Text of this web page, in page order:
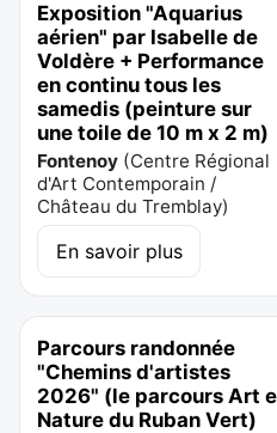
Exposition "Aquarius
aérien" par Isabelle de
Voldère + Performance
en continu tous les
samedis (peinture sur
une toile de 10 m x 2 m)
Fontenoy (Centre Régional
d'Art Contemporain /
Château du Tremblay)
En savoir plus
Parcours randonnée
"Chemins d'artistes
2026" (le parcours Art
Nature du Ruban Vert)